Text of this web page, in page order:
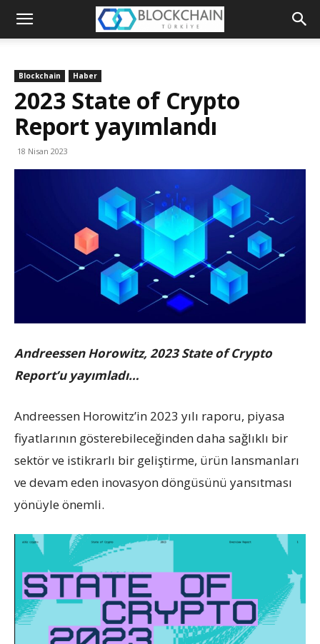
Blockchain
Blockchain Haber
2023 State of Crypto
Report yayımlandı
18 Nisan 2023
Andreessen Horowitz, 2023 State of Crypto
Report’u yayımladı…
Andreessen Horowitz’in 2023 yılı raporu, piyasa
fiyatlarının gösterebileceğinden daha sağlıklı bir
sektör ve istikrarlı bir geliştirme, ürün lansmanları
ve devam eden inovasyon döngüsünü yansıtması
yönüyle önemli.